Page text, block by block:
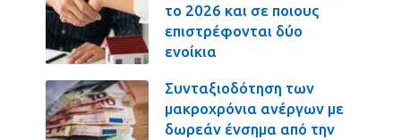
το 2026 και σε ποιους
επιστρέφονται δύο
ενοίκια
Συνταξιοδότηση των
μακροχρόνια ανέργων με
δωρεάν ένσημα από την